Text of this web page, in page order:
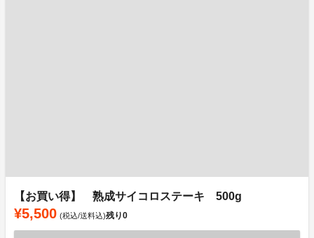
【お買い得】 熟成サイコロステーキ 500g
¥5,500 (税込/送料込)残り0